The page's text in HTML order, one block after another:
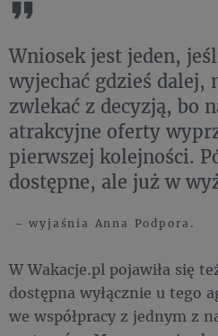
Wniosek jest jeden,
wyjechać gdzieś
zwlekać z decyzją, bo
atrakcyjne oferty
pierwszej kolejności.
dostępne, ale już w
– wyjaśnia Anna Podpora.
W Wakacje.pl pojawiła się
dostępna wyłącznie u tego
we współpracy z jednym z